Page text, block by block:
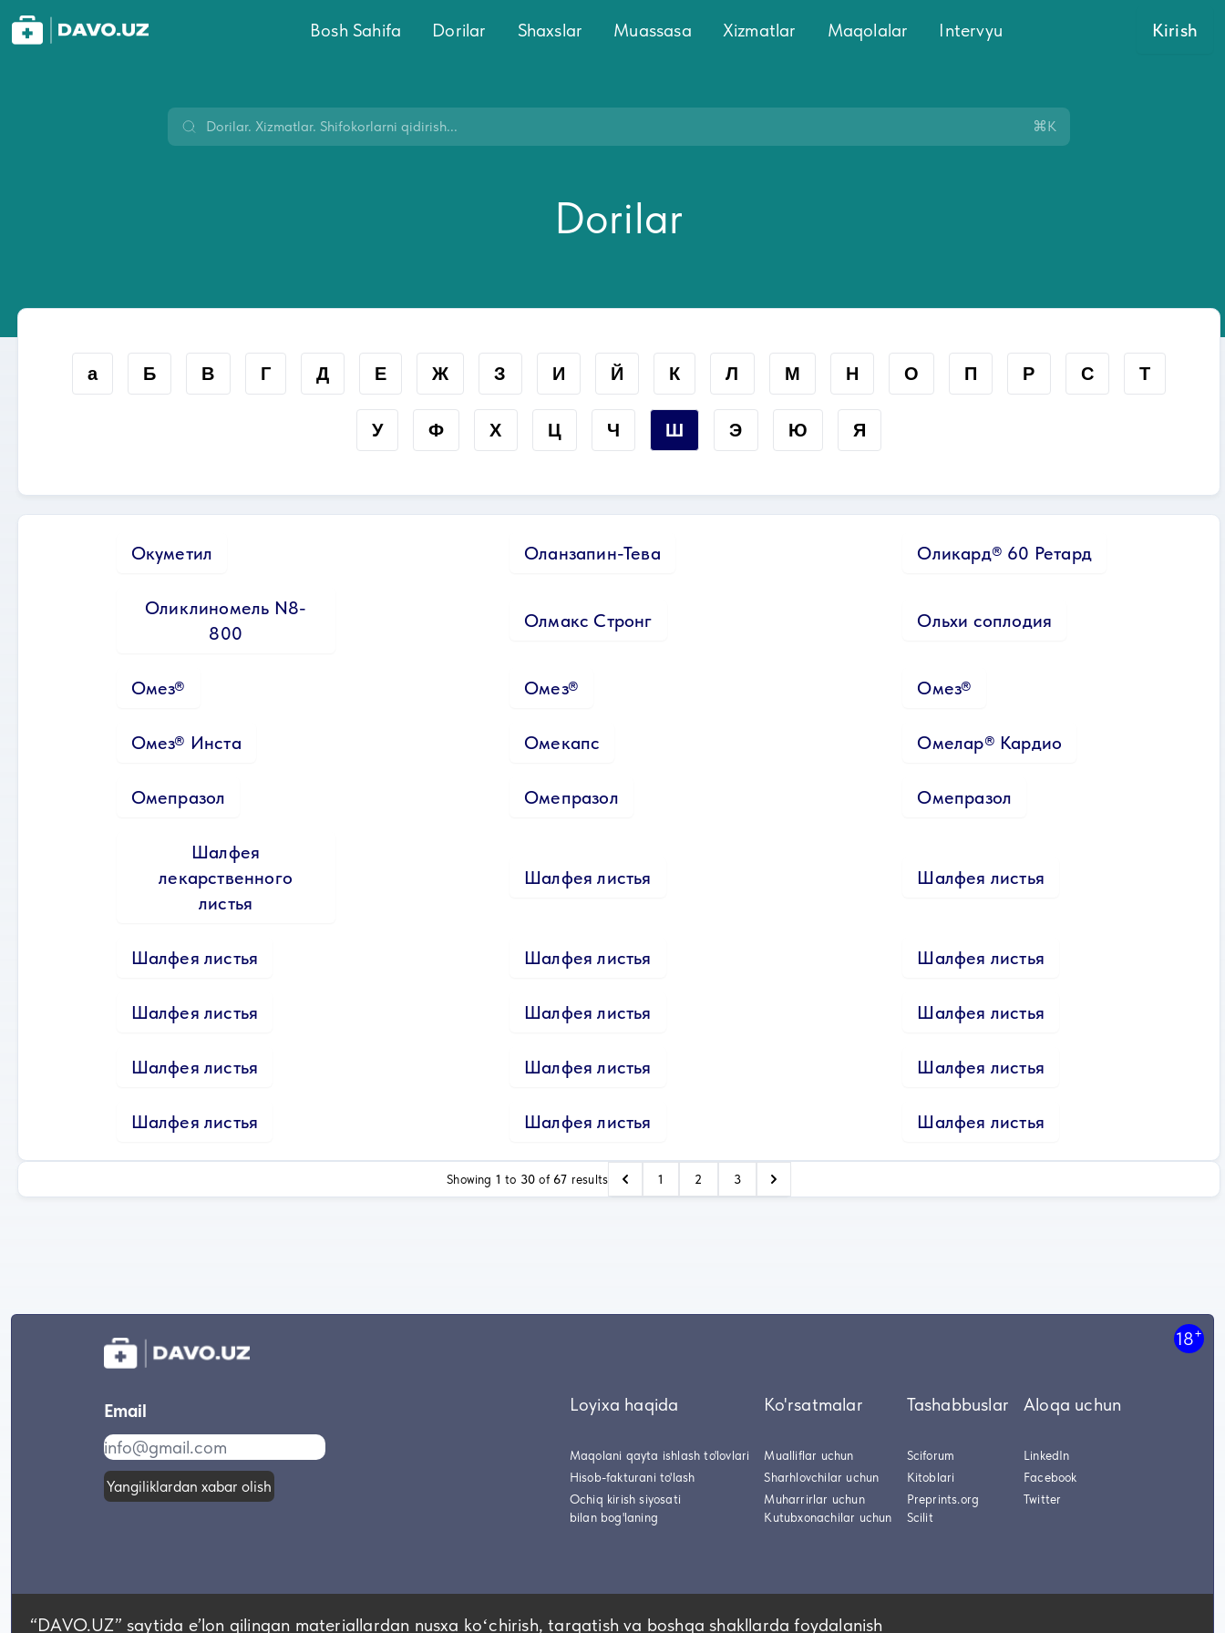
Bosh Sahifa Dorilar Shaxslar Muassasa Xizmatlar Maqolalar Intervyu Kirish
⌘K
Dorilar
а Б В Г Д Е Ж З И Й К Л М Н О П Р С Т
У Ф Х Ц Ч Ш Э Ю Я
Окуметил Оланзапин-Тева Оликард® 60 Ретард
Оликлиномель N8-
800
Олмакс Стронг Ольхи соплодия
Омез® Омез® Омез®
Омез® Инста Омекапс Омелар® Кардио
Омепразол Омепразол Омепразол
Шалфея
лекарственного
листья
Шалфея листья Шалфея листья
Шалфея листья Шалфея листья Шалфея листья
Шалфея листья Шалфея листья Шалфея листья
Шалфея листья Шалфея листья Шалфея листья
Шалфея листья Шалфея листья Шалфея листья
Showing 1 to 30 of67 results 1 2 3
18+
Email
Yangiliklardan xabar olish
Loyixa haqida
Maqolani qayta ishlash to'lovlari
Hisob-fakturani to'lash
Ochiq kirish siyosati
bilan bog'laning
Ko'rsatmalar
Mualliflar uchun
Sharhlovchilar uchun
Muharrirlar uchun
Kutubxonachilar uchun
Tashabbuslar
Sciforum
Kitoblari
Preprints.org
Scilit
Aloqa uchun
LinkedIn
Facebook
Twitter
“DAVO.UZ” saytida eʼlon qilingan materiallardan nusxa koʻchirish, tarqatish va boshqa shakllarda foydalanish